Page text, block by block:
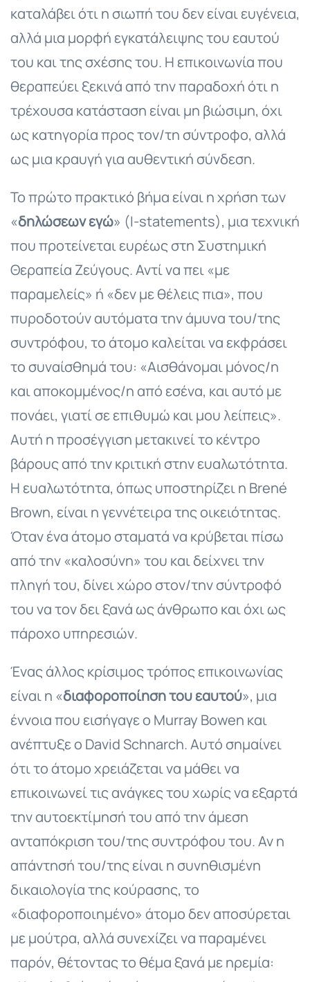
καταλάβει ότι η σιωπή του δεν είναι ευγένεια,
αλλά μια μορφή εγκατάλειψης του εαυτού
του και της σχέσης του. Η επικοινωνία που
θεραπεύει ξεκινά από την παραδοχή ότι η
τρέχουσα κατάσταση είναι μη βιώσιμη, όχι
ως κατηγορία προς τον/τη σύντροφο, αλλά
ως μια κραυγή για αυθεντική σύνδεση.
Το πρώτο πρακτικό βήμα είναι η χρήση των
«δηλώσεων εγώ» (I-statements), μια τεχνική
που προτείνεται ευρέως στη Συστημική
Θεραπεία Ζεύγους. Αντί να πει «με
παραμελείς» ή «δεν με θέλεις πια», που
πυροδοτούν αυτόματα την άμυνα του/της
συντρόφου, το άτομο καλείται να εκφράσει
το συναίσθημά του: «Αισθάνομαι μόνος/η
και αποκομμένος/η από εσένα, και αυτό με
πονάει, γιατί σε επιθυμώ και μου λείπεις».
Αυτή η προσέγγιση μετακινεί το κέντρο
βάρους από την κριτική στην ευαλωτότητα.
Η ευαλωτότητα, όπως υποστηρίζει η Brené
Brown, είναι η γεννέτειρα της οικειότητας.
Όταν ένα άτομο σταματά να κρύβεται πίσω
από την «καλοσύνη» του και δείχνει την
πληγή του, δίνει χώρο στον/την σύντροφό
του να τον δει ξανά ως άνθρωπο και όχι ως
πάροχο υπηρεσιών.
Ένας άλλος κρίσιμος τρόπος επικοινωνίας
είναι η «διαφοροποίηση του εαυτού», μια
έννοια που εισήγαγε ο Murray Bowen και
ανέπτυξε ο David Schnarch. Αυτό σημαίνει
ότι το άτομο χρειάζεται να μάθει να
επικοινωνεί τις ανάγκες του χωρίς να εξαρτά
την αυτοεκτίμησή του από την άμεση
ανταπόκριση του/της συντρόφου του. Αν η
απάντησή του/της είναι η συνηθισμένη
δικαιολογία της κούρασης, το
«διαφοροποιημένο» άτομο δεν αποσύρεται
με μούτρα, αλλά συνεχίζει να παραμένει
παρόν, θέτοντας το θέμα ξανά με ηρεμία: